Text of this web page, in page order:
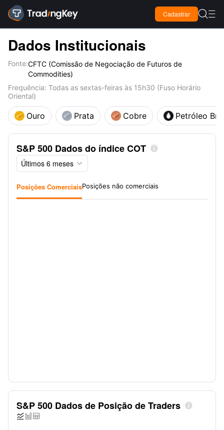
Cadastrar  
Dados Institucionais
Fonte:CFTC (Comissão de Negociação de Futuros de
Commodities)
Frequência: Todas as sextas-feiras às 15h30 (Fuso Horário
Oriental)
Ouro Prata Cobre Petróleo
S&P 500 Dados do índice COT 
Últimos 6 meses 
Posições ComerciaisPosições não comerciais
S&P 500 Dados de Posição de Traders 
 